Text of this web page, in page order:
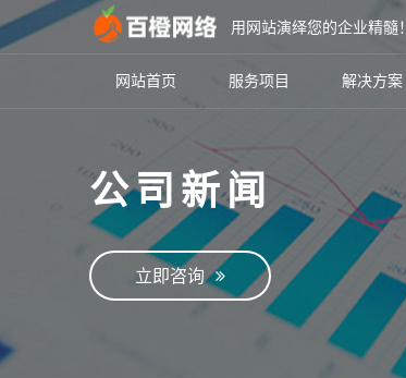
用网站演绎您的企业精髓！
网站首页 服务项目 解决方案
公司新闻
立即咨询